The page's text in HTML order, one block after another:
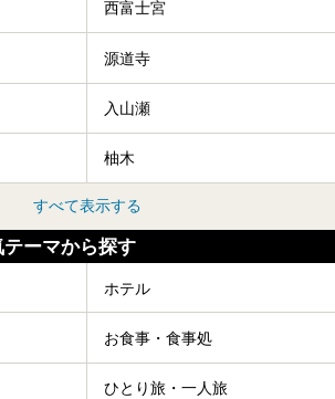
西富士宮
源道寺
入山瀬
柚木
すべて表示する
ーマから探す
ホテル
お食事・食事処
ひとり旅・一人旅